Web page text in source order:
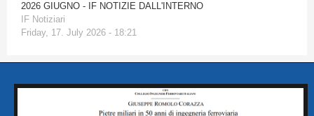
2026 GIUGNO - IF NOTIZIE DALL'INTERNO
IF Notiziari
Friday, 17. July 2026 - 18:21